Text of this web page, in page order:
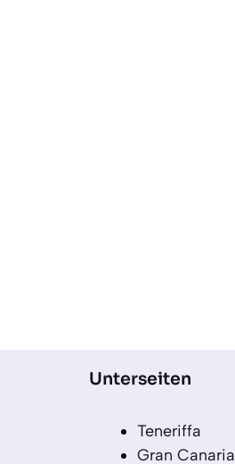
Unterseiten
Teneriffa
Gran Canaria